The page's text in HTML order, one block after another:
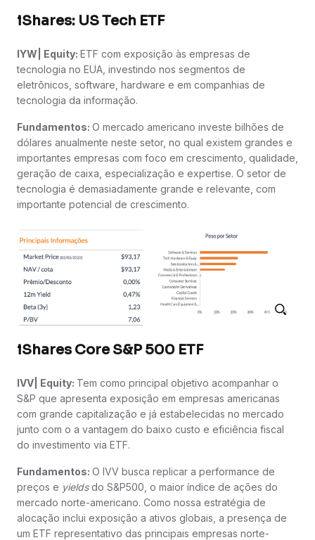
iShares: US Tech ETF
IYW| Equity: ETF com exposição às empresas de
tecnologia no EUA, investindo nos segmentos de
eletrônicos, software, hardware e em companhias de
tecnologia da informação.
Fundamentos: O mercado americano investe bilhões de
dólares anualmente neste setor, no qual existem grandes e
importantes empresas com foco em crescimento, qualidade,
geração de caixa, especialização e expertise. O setor de
tecnologia é demasiadamente grande e relevante, com
importante potencial de crescimento.
iShares Core S&P 500 ETF
IVV| Equity: Tem como principal objetivo acompanhar o
S&P que apresenta exposição em empresas americanas
com grande capitalização e já estabelecidas no mercado
junto com o a vantagem do baixo custo e eficiência fiscal
do investimento via ETF.
Fundamentos: O IVV busca replicar a performance de
preços e yieldsdo S&P500, o maior índice de ações do
mercado norte-americano. Como nossa estratégia de
alocação inclui exposição a ativos globais, a presença de
um ETF representativo das principais empresas norte-